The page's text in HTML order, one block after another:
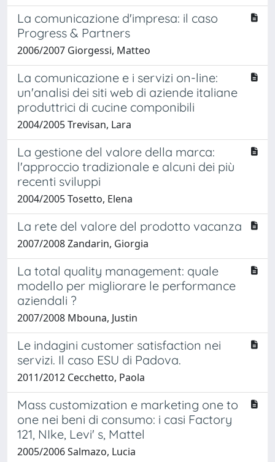
La comunicazione d'impresa: il caso
Progress & Partners
2006/2007 Giorgessi, Matteo
La comunicazione e i servizi on-line:
un'analisi dei siti web di aziende italiane
produttrici di cucine componibili
2004/2005 Trevisan, Lara
La gestione del valore della marca:
l'approccio tradizionale e alcuni dei più
recenti sviluppi
2004/2005 Tosetto, Elena
La rete del valore del prodotto vacanza
2007/2008 Zandarin, Giorgia
La total quality management: quale
modello per migliorare le performance
aziendali ?
2007/2008 Mbouna, Justin
Le indagini customer satisfaction nei
servizi. Il caso ESU di Padova.
2011/2012 Cecchetto, Paola
Mass customization e marketing one to
one nei beni di consumo: i casi Factory
121, NIke, Levi' s, Mattel
2005/2006 Salmazo, Lucia